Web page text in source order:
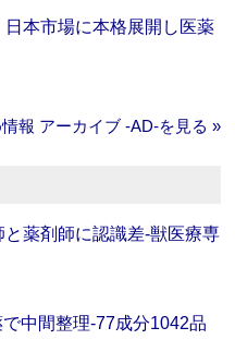
本市場に本格展開し医薬
報 アーカイブ ‐AD‐を見る »
と薬剤師に認識差‐獣医療専
中間整理‐77成分1042品